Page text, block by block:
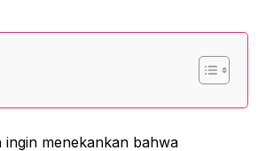
ingin menekankan bahwa